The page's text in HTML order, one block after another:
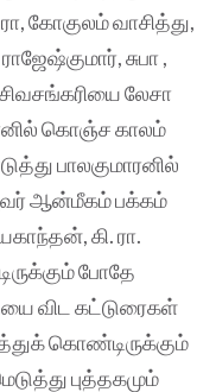
கோகுலம் வாசித்து,
சுபா ,
லேசா
கொஞ்ச காலம்
பாலகுமாரனில்
ஆன்மீகம் பக்கம்
கி. ரா.
போதே
விட கட்டுரைகள்
கொண்டிருக்கும்
புத்தகமும்